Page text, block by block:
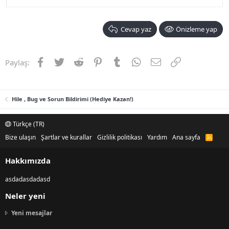
Cevap yaz Önizleme yap
Paylaş: Facebook
TwitterReddit PinterestTumblrWhatsApp
E-postaLink
Hile , Bug ve Sorun Bildirimi (Hediye Kazan!)
Türkçe (TR)
Bize ulaşın Şartlar ve kurallar Gizlilik politikası Yardım Ana sayfa
R
S
Hakkımızda
asdadasdadasd
Neler yeni
Yeni mesajlar